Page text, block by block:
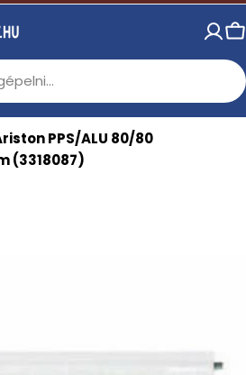
PPS/ALU 80/80
(3318087)